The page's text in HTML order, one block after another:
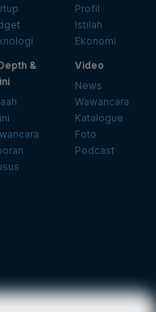
Profil
Istilah
Ekonomi
&
Video
News
Wawancara
Katalogue
Foto
Podcast